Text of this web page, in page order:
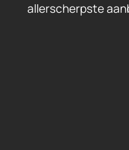
allerscherpste